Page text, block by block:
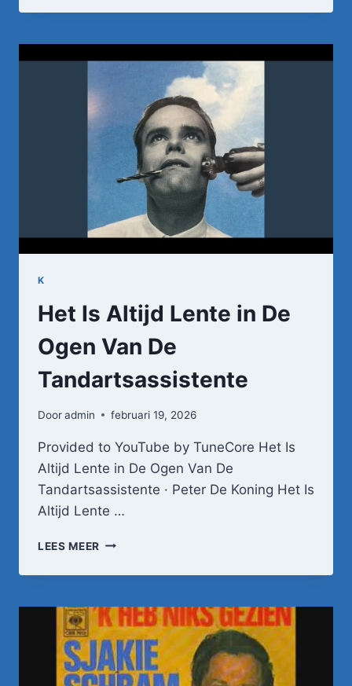
–
MET
ME
(OFFICIËLE
K
Het Is Altijd Lente in De
Ogen Van De
Tandartsassistente
Dooradmin februari 19, 2026
Provided to YouTube by TuneCore Het Is
Altijd Lente in De Ogen Van De
Tandartsassistente · Peter De Koning Het Is
Altijd Lente …
LEES MEER HET
ALTIJD
IN
DE
OGEN
VAN
DE